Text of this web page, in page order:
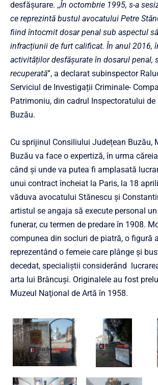
desfășurare. ,,În octombrie 1995, s-a
ce reprezintă bustul avocatului Petre
fiind întocmit dosar penal sub aspectul
infracțiunii de furt calificat. În anul 2016,
activităților desfășurate în dosarul penal,
recuperată”, a declarat subinspector
Serviciul de Investigații Criminale-
Patrimoniu, din cadrul Inspectoratului
Buzău.
Cu sprijinul Consiliului Județean Buzău,
Buzău va face o expertiză, în urma
când și unde va putea fi amplasată
unui contract încheiat la Paris, la 18
văduva avocatului Stănescu şi
artistul se angaja să execute personal
funerar, cu termen de predare în 1908.
compunea din socluri de piatră, o figură
reprezentând o femeie care plânge şi
decedat, specialiştii considerând
arta lui Brâncuşi. Originalele au fost
Muzeul Naţional de Artă în 1958.